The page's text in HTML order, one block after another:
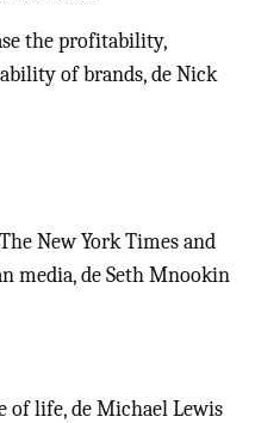
the profitability,
of brands, de Nick
New York Times and
media, de Seth Mnookin
of life, de Michael Lewis